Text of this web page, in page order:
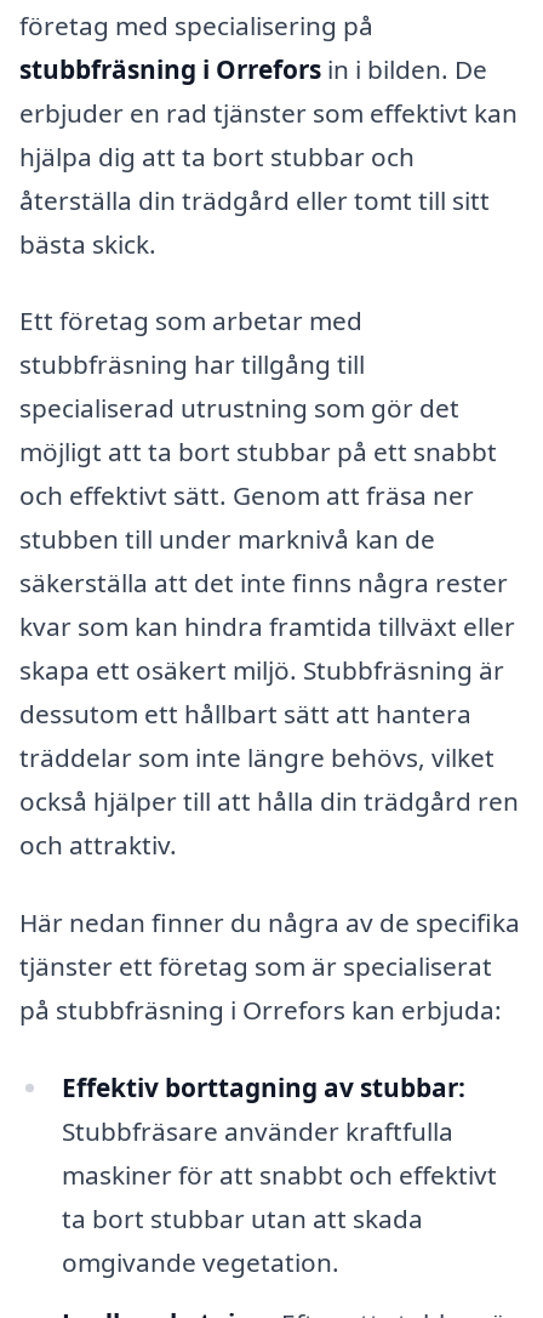
företag med specialisering på
stubbfräsning i Orrefors in i bilden. De
erbjuder en rad tjänster som effektivt kan
hjälpa dig att ta bort stubbar och
återställa din trädgård eller tomt till sitt
bästa skick.
Ett företag som arbetar med
stubbfräsning har tillgång till
specialiserad utrustning som gör det
möjligt att ta bort stubbar på ett snabbt
och effektivt sätt. Genom att fräsa ner
stubben till under marknivå kan de
säkerställa att det inte finns några rester
kvar som kan hindra framtida tillväxt eller
skapa ett osäkert miljö. Stubbfräsning är
dessutom ett hållbart sätt att hantera
träddelar som inte längre behövs, vilket
också hjälper till att hålla din trädgård ren
och attraktiv.
Här nedan finner du några av de specifika
tjänster ett företag som är specialiserat
på stubbfräsning i Orrefors kan erbjuda:
Effektiv borttagning av stubbar:
Stubbfräsare använder kraftfulla
maskiner för att snabbt och effektivt
ta bort stubbar utan att skada
omgivande vegetation.